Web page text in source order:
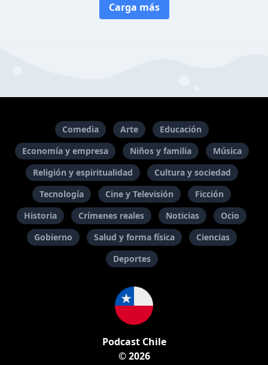
Carga más
Comedia Arte
Educación
Economía y empresa
Niños y familia
Música
Religión y espiritualidad
Cultura y sociedad
Tecnología
Cine y Televisión
Ficción
Historia
Crímenes reales Noticias
Ocio
Gobierno
Salud y forma física
Ciencias
Deportes
Podcast Chile
© 2026